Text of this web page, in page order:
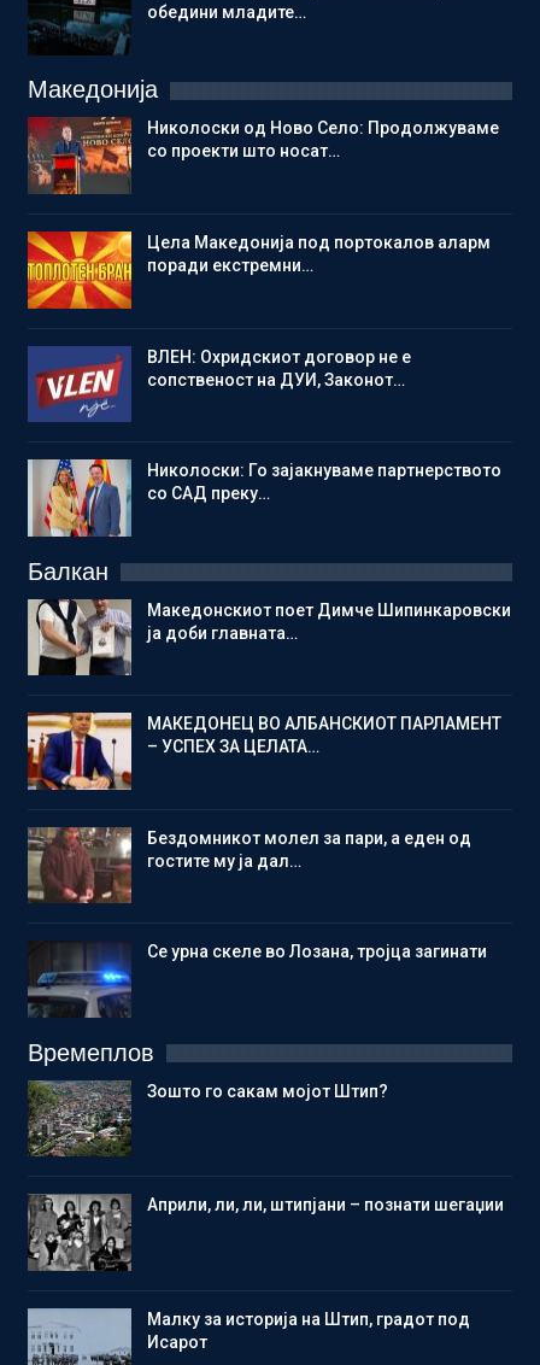
обедини младите…
Македонија
Николоски од Ново Село: Продолжуваме
со проекти што носат…
Цела Македонија под портокалов аларм
поради екстремни…
ВЛЕН: Охридскиот договор не е
сопственост на ДУИ, Законот…
Николоски: Го зајакнуваме партнерството
со САД преку…
Балкан
Македонскиот поет Димче Шипинкаровски
ја доби главната…
МАКЕДОНЕЦ ВО АЛБАНСКИОТ ПАРЛАМЕНТ
– УСПЕХ ЗА ЦЕЛАТА…
Бездомникот молел за пари, а еден од
гостите му ја дал…
Се урна скеле во Лозана, тројца загинати
Времеплов
Зошто го сакам мојот Штип?
Aприли, ли, ли, штипјани – познати шегаџии
Малку за историја на Штип, градот под
Исарот